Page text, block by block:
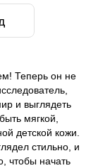
Теперь он не
и выглядеть
мягкой,
детской кожи.
стильно, и
чтобы начать